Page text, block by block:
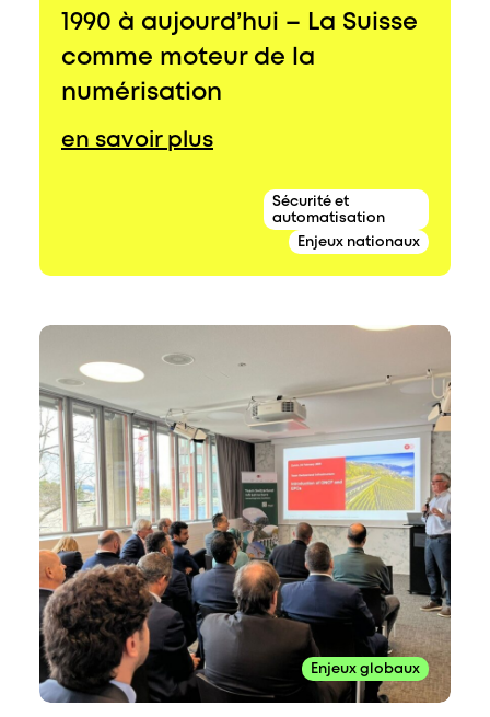
1990 à aujourd’hui – La Suisse
comme moteur de la
numérisation
en savoir plus
Sécurité et
automatisation
Enjeux nationaux
Enjeux globaux